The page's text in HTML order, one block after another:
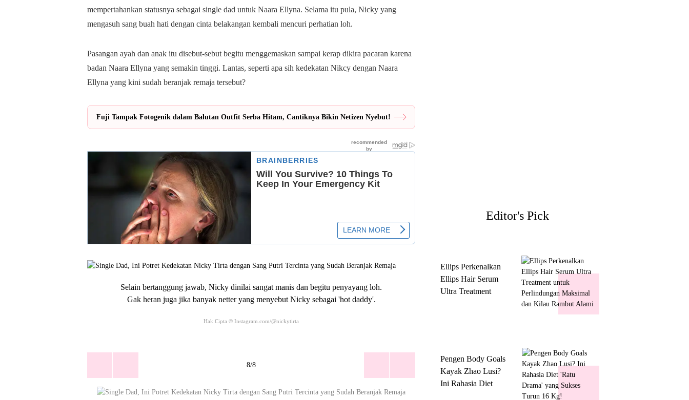
mempertahankan statusnya sebagai single dad untuk Naara Ellyna. Selama itu pula, Nicky yang
mengasuh sang buah hati dengan cinta belakangan kembali mencuri perhatian loh.
Pasangan ayah dan anak itu disebut-sebut begitu menggemaskan sampai kerap dikira pacaran karena
badan Naara Ellyna yang semakin tinggi. Lantas, seperti apa sih kedekatan Nikcy dengan Naara
Ellyna yang kini sudah beranjak remaja tersebut?
Fuji Tampak Fotogenik dalam Balutan Outfit Serba Hitam, Cantiknya Bikin Netizen Nyebut!
Selain bertanggung jawab, Nicky dinilai sangat manis dan begitu penyayang loh.
Gak heran juga jika banyak netter yang menyebut Nicky sebagai 'hot daddy'.
Hak Cipta © Instagram.com/@nickytirta
8/8
Editor's Pick
Ellips Perkenalkan
Ellips Hair Serum
Ultra Treatment
Pengen Body Goals
Kayak Zhao Lusi?
Ini Rahasia Diet